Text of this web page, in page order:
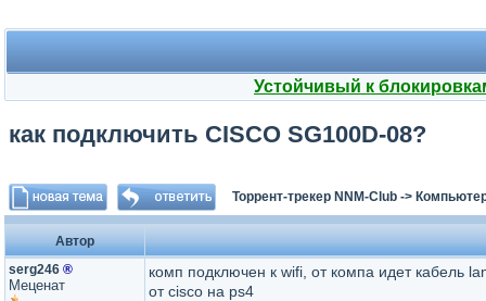
Устойчивый к
как подключить CISCO SG100D-08?
Торрент-трекер NNM-Club ->
Автор
serg246 ®
Меценат
комп подключен к wifi, от компа идет кабель
от cisco на ps4